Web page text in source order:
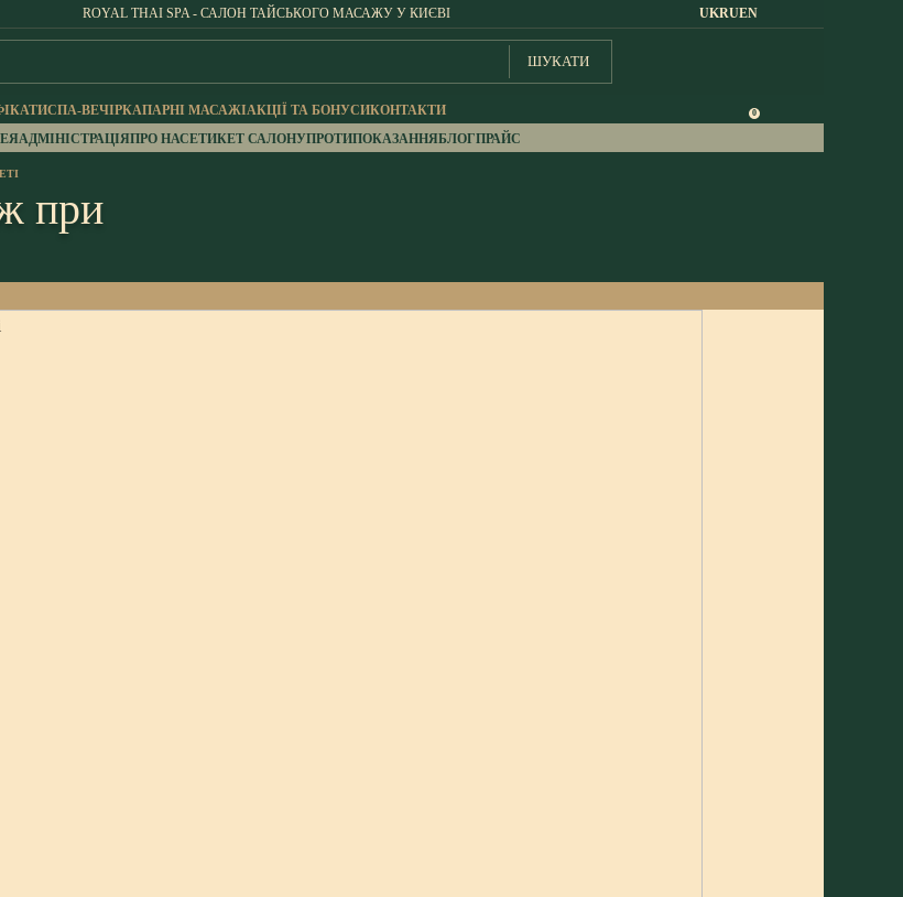
ROYAL THAI SPA - САЛОН ТАЙСЬКОГО МАСАЖУ У КИЄВІ UKRUEN
ШУКАТИ
0
СПА-ВЕЧІРКАПАРНІ МАСАЖІАКЦІЇ ТА БОНУСИКОНТАКТИ
АДМІНІСТРАЦІЯПРО НАСЕТИКЕТ САЛОНУПРОТИПОКАЗАННЯБЛОГПРАЙС
при